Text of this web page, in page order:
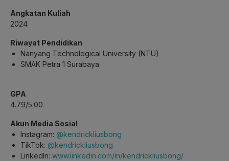
Angkatan Kuliah
2024
Riwayat Pendidikan
Nanyang Technological University (NTU)
SMAK Petra 1 Surabaya
GPA
4.79/5.00
Akun Media Sosial
Instagram: @kendrickliusbong
TikTok: @kendrickliusbong
LinkedIn: www.linkedin.com/in/kendrickliusbong/